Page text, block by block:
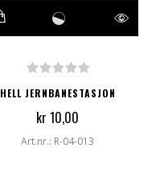
HELL JERNBANESTASJON
kr 10,00
Art.nr.: R-04-013